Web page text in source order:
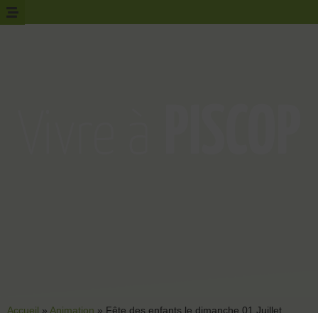
Accueil » Animation » Fête des enfants le dimanche 01 Juillet